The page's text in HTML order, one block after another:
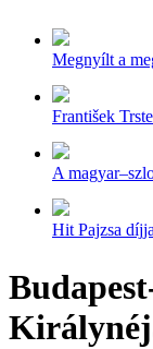
Megnyílt a
František
A
Hit Pajzsa